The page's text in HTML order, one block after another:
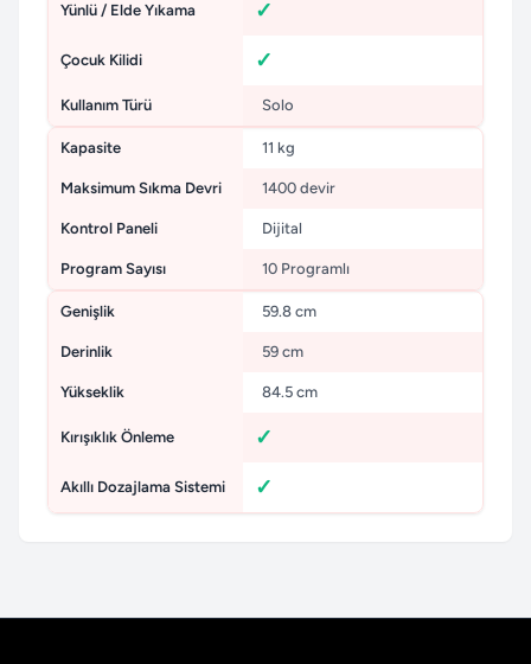
Yünlü / Elde Yıkama
Çocuk Kilidi
Kullanım Türü Solo
Kapasite 11 kg
Maksimum Sıkma Devri 1400 devir
Kontrol Paneli Dijital
Program Sayısı 10 Programlı
Genişlik 59.8 cm
Derinlik 59 cm
Yükseklik 84.5 cm
Kırışıklık Önleme
Akıllı Dozajlama Sistemi